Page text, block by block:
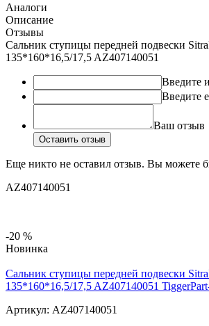
Аналоги
Описание
Отзывы
Сальник ступицы передней подвески
135*160*16,5/17,5 AZ407140051
Введите
Введите
Ваш отзыв
Оставить отзыв
Еще никто не оставил отзыв. Вы можете
AZ407140051
-20 %
Новинка
Сальник ступицы передней подвески
135*160*16,5/17,5 AZ407140051
Артикул: AZ407140051